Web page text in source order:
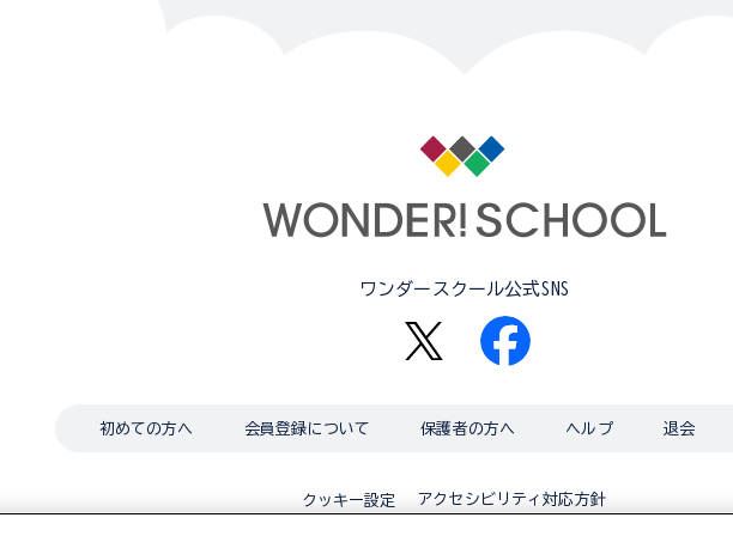
ワンダースクール公式SNS
初めての方へ 会員登録について 保護者の方へ ヘルプ 退会
クッキー設定 アクセシビリティ対応方針